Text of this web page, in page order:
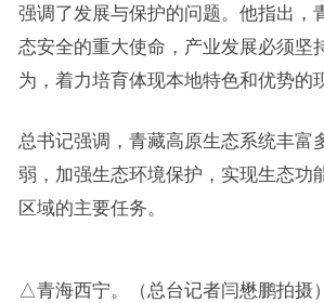
强调了发展与保护的问题。他指出，
态安全的重大使命，产业发展必须坚
为，着力培育体现本地特色和优势的
总书记强调，青藏高原生态系统丰富
弱，加强生态环境保护，实现生态功
区域的主要任务。
△青海西宁。（总台记者闫懋鹏拍摄）